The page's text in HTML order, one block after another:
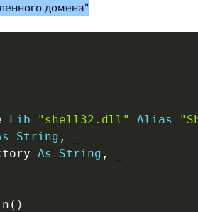
домена"
Lib "shell32.dll" Alias
String ,
As String ,
( )